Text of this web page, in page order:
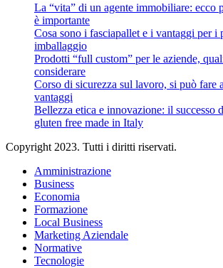
La “vita” di un agente immobiliare: ecco
è importante
Cosa sono i fasciapallet e i vantaggi per i
imballaggio
Prodotti “full custom” per le aziende,
considerare
Corso di sicurezza sul lavoro, si può fare
vantaggi
Bellezza etica e innovazione: il successo
gluten free made in Italy
Copyright 2023. Tutti i diritti riservati.
Amministrazione
Business
Economia
Formazione
Local Business
Marketing Aziendale
Normative
Tecnologie